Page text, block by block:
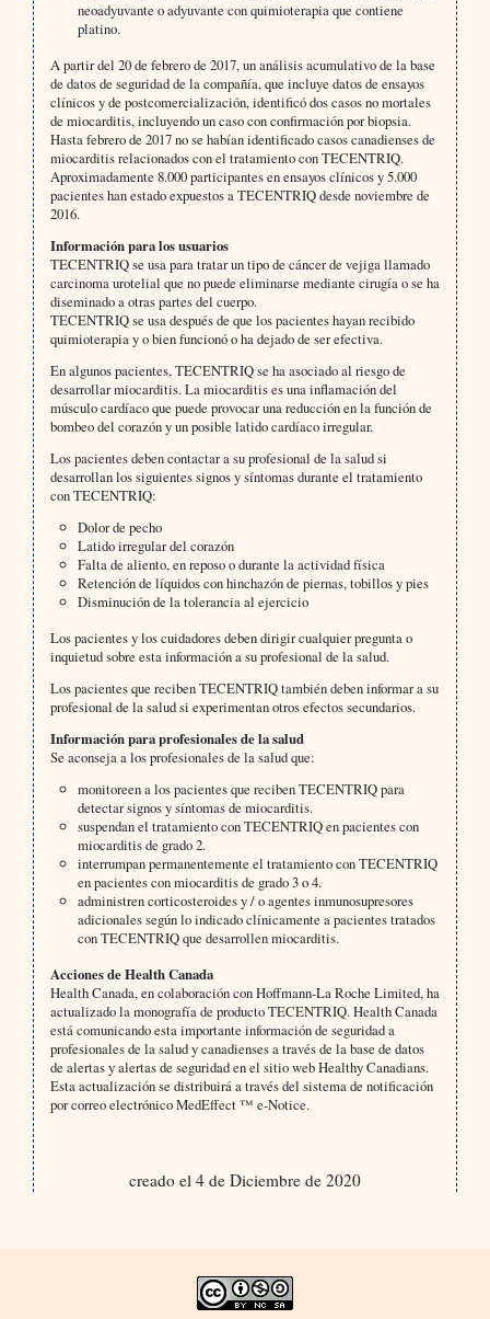
neoadyuvante o adyuvante con quimioterapia que contiene
platino.
A partir del 20 de febrero de 2017, un análisis acumulativo de la base
de datos de seguridad de la compañía, que incluye datos de ensayos
clínicos y de postcomercialización, identificó dos casos no mortales
de miocarditis, incluyendo un caso con confirmación por biopsia.
Hasta febrero de 2017 no se habían identificado casos canadienses de
miocarditis relacionados con el tratamiento con TECENTRIQ.
Aproximadamente 8.000 participantes en ensayos clínicos y 5.000
pacientes han estado expuestos a TECENTRIQ desde noviembre de
2016.
Información para los usuarios
TECENTRIQ se usa para tratar un tipo de cáncer de vejiga llamado
carcinoma urotelial que no puede eliminarse mediante cirugía o se ha
diseminado a otras partes del cuerpo.
TECENTRIQ se usa después de que los pacientes hayan recibido
quimioterapia y o bien funcionó o ha dejado de ser efectiva.
En algunos pacientes, TECENTRIQ se ha asociado al riesgo de
desarrollar miocarditis. La miocarditis es una inflamación del
músculo cardíaco que puede provocar una reducción en la función de
bombeo del corazón y un posible latido cardíaco irregular.
Los pacientes deben contactar a su profesional de la salud si
desarrollan los siguientes signos y síntomas durante el tratamiento
con TECENTRIQ:
Dolor de pecho
Latido irregular del corazón
Falta de aliento, en reposo o durante la actividad física
Retención de líquidos con hinchazón de piernas, tobillos y pies
Disminución de la tolerancia al ejercicio
Los pacientes y los cuidadores deben dirigir cualquier pregunta o
inquietud sobre esta información a su profesional de la salud.
Los pacientes que reciben TECENTRIQ también deben informar a su
profesional de la salud si experimentan otros efectos secundarios.
Información para profesionales de la salud
Se aconseja a los profesionales de la salud que:
monitoreen a los pacientes que reciben TECENTRIQ para
detectar signos y síntomas de miocarditis.
suspendan el tratamiento con TECENTRIQ en pacientes con
miocarditis de grado 2.
interrumpan permanentemente el tratamiento con TECENTRIQ
en pacientes con miocarditis de grado 3 o 4.
administren corticosteroides y / o agentes inmunosupresores
adicionales según lo indicado clínicamente a pacientes tratados
con TECENTRIQ que desarrollen miocarditis.
Acciones de Health Canada
Health Canada, en colaboración con Hoffmann-La Roche Limited, ha
actualizado la monografía de producto TECENTRIQ. Health Canada
está comunicando esta importante información de seguridad a
profesionales de la salud y canadienses a través de la base de datos
de alertas y alertas de seguridad en el sitio web Healthy Canadians.
Esta actualización se distribuirá a través del sistema de notificación
por correo electrónico MedEffect ™ e-Notice.
creado el 4 de Diciembre de 2020